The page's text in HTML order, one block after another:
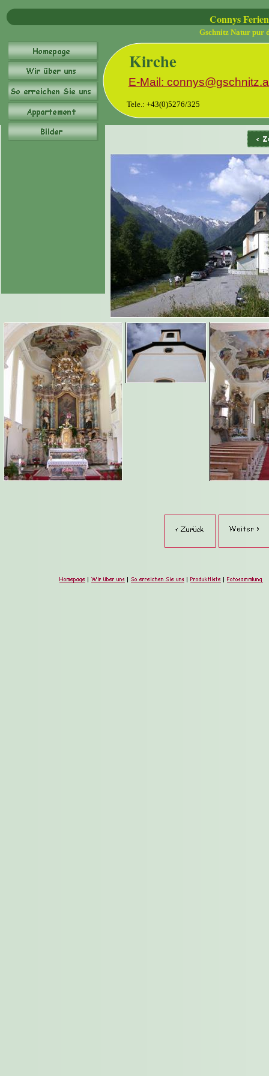
Connys
Gschnitz Natur pur
Kirche
E-Mail:
Tele.: +43(0)5276/325